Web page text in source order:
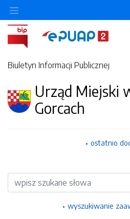
Biuletyn Informacji Publicznej
Urząd Miejski
Gorcach
ostatnio
Wyszukiwarka
wyszukiwanie